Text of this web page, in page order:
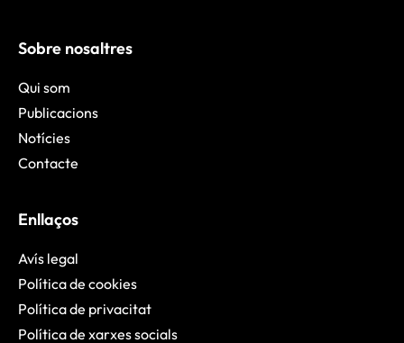
Sobre nosaltres
Qui som
Publicacions
Notícies
Contacte
Enllaços
Avís legal
Política de cookies
Política de privacitat
Política de xarxes socials